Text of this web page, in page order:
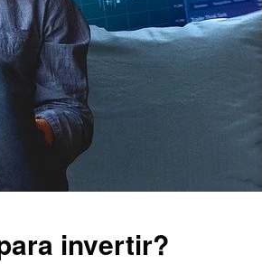
invertir?